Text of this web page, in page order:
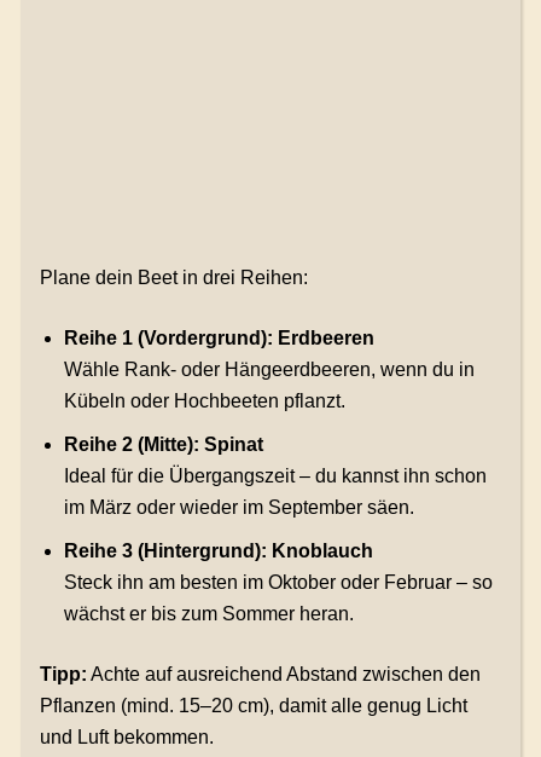
Plane dein Beet in drei Reihen:
Reihe 1 (Vordergrund): Erdbeeren
Wähle Rank- oder Hängeerdbeeren, wenn du in
Kübeln oder Hochbeeten pflanzt.
Reihe 2 (Mitte): Spinat
Ideal für die Übergangszeit – du kannst ihn schon
im März oder wieder im September säen.
Reihe 3 (Hintergrund): Knoblauch
Steck ihn am besten im Oktober oder Februar – so
wächst er bis zum Sommer heran.
Tipp: Achte auf ausreichend Abstand zwischen den
Pflanzen (mind. 15–20 cm), damit alle genug Licht
und Luft bekommen.